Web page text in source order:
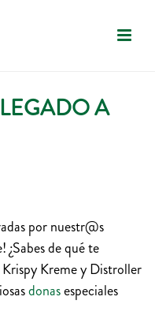
A
por nuestr@s
de qué te
Kreme y Distroller
donasespeciales